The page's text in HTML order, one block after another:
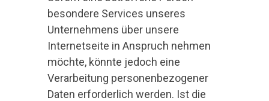
besondere Services unseres
Unternehmens über unsere
Internetseite in Anspruch nehmen
möchte, könnte jedoch eine
Verarbeitung personenbezogener
Daten erforderlich werden. Ist die